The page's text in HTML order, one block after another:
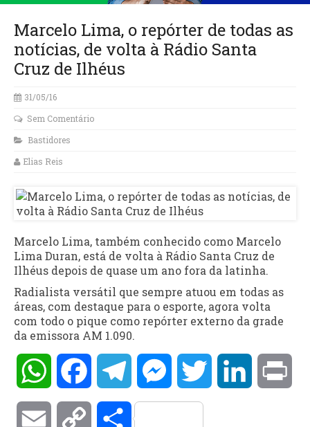
Marcelo Lima, o repórter de todas as
notícias, de volta à Rádio Santa
Cruz de Ilhéus
31/05/16
Sem Comentário
Bastidores
Elias Reis
Marcelo Lima, também conhecido como Marcelo
Lima Duran, está de volta à Rádio Santa Cruz de
Ilhéus depois de quase um ano fora da latinha.
Radialista versátil que sempre atuou em todas as
áreas, com destaque para o esporte, agora volta
com todo o pique como repórter externo da grade
da emissora AM 1.090.
WhatsAppFacebookTelegramMessengerTwitter LinkedIn
Email Copy Compartilhar